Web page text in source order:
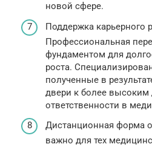
новой сфере.
Поддержка карьерного
Профессиональная
фундаментом для
роста.
полученные в
двери к более
ответственности в
Дистанционная форма
важно для тех